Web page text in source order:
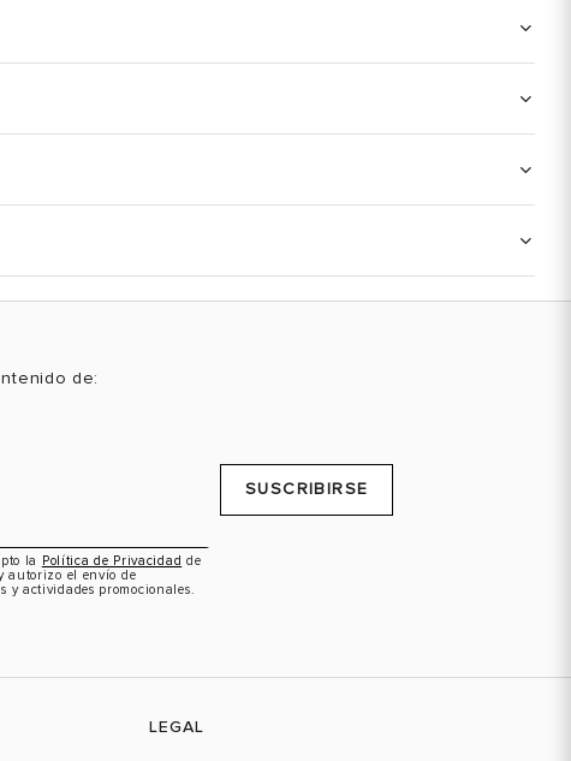
de:
la Política de Privacidad de
autorizo el envío de
y actividades promocionales.
SUSCRIBIRSE
LEGAL